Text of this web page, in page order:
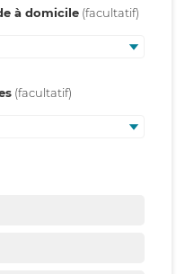
à domicile